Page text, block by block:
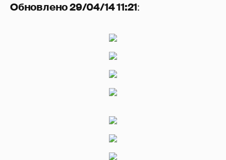
Обновлено 29/04/14 11:21: